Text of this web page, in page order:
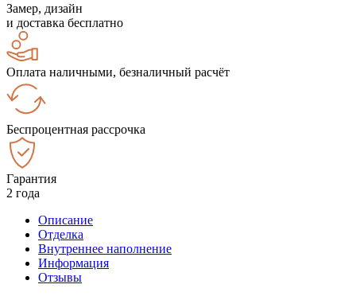
Замер, дизайн
и доставка бесплатно
Оплата наличными, безналичный расчёт
Беспроцентная рассрочка
Гарантия
2 года
Описание
Отделка
Внутреннее наполнение
Информация
Отзывы